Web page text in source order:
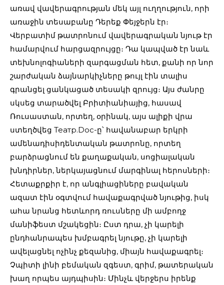
առավ վավերագրության մեկ այլ ուղղություն, որի
առաջին տեսաբանը Դերեք Փեյջերն էր։
Վերբատիմ թատրոնում վավերագրական նյութ էր
համարվում հարցազրույցը։ Դա կապված էր նաև
տեխնոլոգիաների զարգացման հետ, քանի որ նոր
շարժական ձայնարկիչները թույլ էին տալիս
գրանցել ցանկացած տեսակի զրույց։ Այս ժանրը
սկսեց տարածվել Բրիտիանիայից, հասավ
Ռուսաստան, որտեղ, օրինակ, այս ալիքի վրա
ստեղծվեց Театр.Doc-ը՝ հավանաբար երկրի
ամենադիսիդենտական թատրոնը, որտեղ
բարձրացնում են քաղաքական, սոցիալական
խնդիրներ, ներկայացնում մարգինալ հերոսների։
Հետաքրքիր է, որ անգլիացիները բավական
ազատ էին օգտվում հավաքագրված նյութից, իսկ
ահա նրանց հետևորդ ռուսները մի ամբողջ
մանիֆեստ մշակեցին։ Ըստ դրա, չի կարելի
ընդհանրապես խմբագրել նյութը, չի կարելի
ավելացնել ոչինչ քեզանից, միայն հավաքագրել։
Չպիտի լինի բեմական զգեստ, գրիմ, թատերական
խաղ որպես այդպիսին։ Մինչև վերջերս իրենք